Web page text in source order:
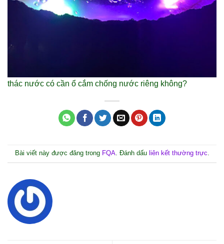
thác nước có cần ổ cắm chống nước riêng không?
Bài viết này được đăng trong FQA. Đánh dấu liên kết thường trực.